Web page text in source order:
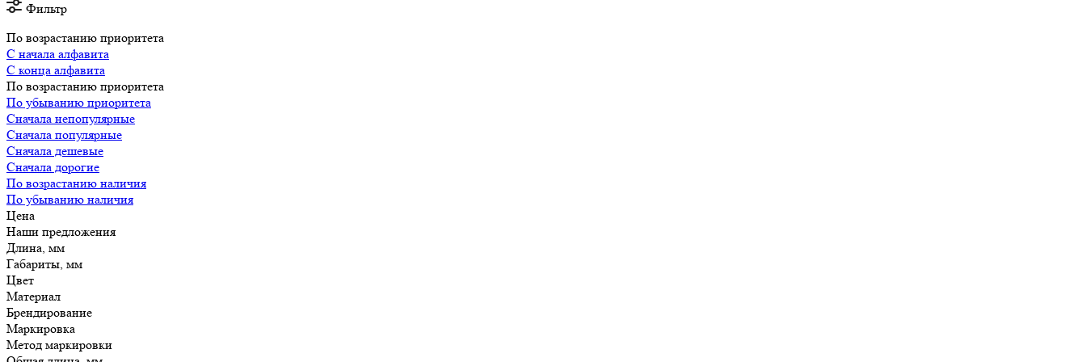
Фильтр
По возрастанию приоритета
С начала алфавита
С конца алфавита
По возрастанию приоритета
По убыванию приоритета
Сначала непопулярные
Сначала популярные
Сначала дешевые
Сначала дорогие
По возрастанию наличия
По убыванию наличия
Цена
Наши предложения
Длина, мм
Габариты, мм
Цвет
Материал
Брендирование
Маркировка
Метод маркировки